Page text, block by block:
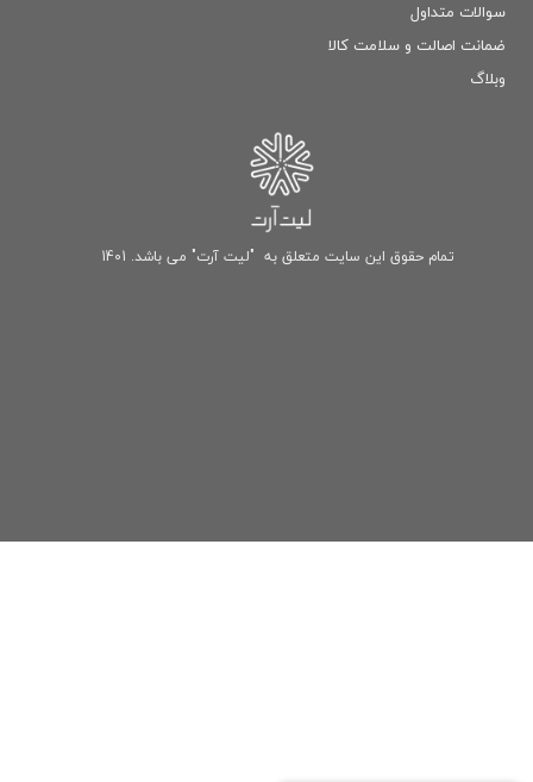
سوالات متداول
ضمانت اصالت و سلامت كالا
وبلاگ
تمام حقوق این سایت متعلق به "لیت آرت" می باشد. 1401